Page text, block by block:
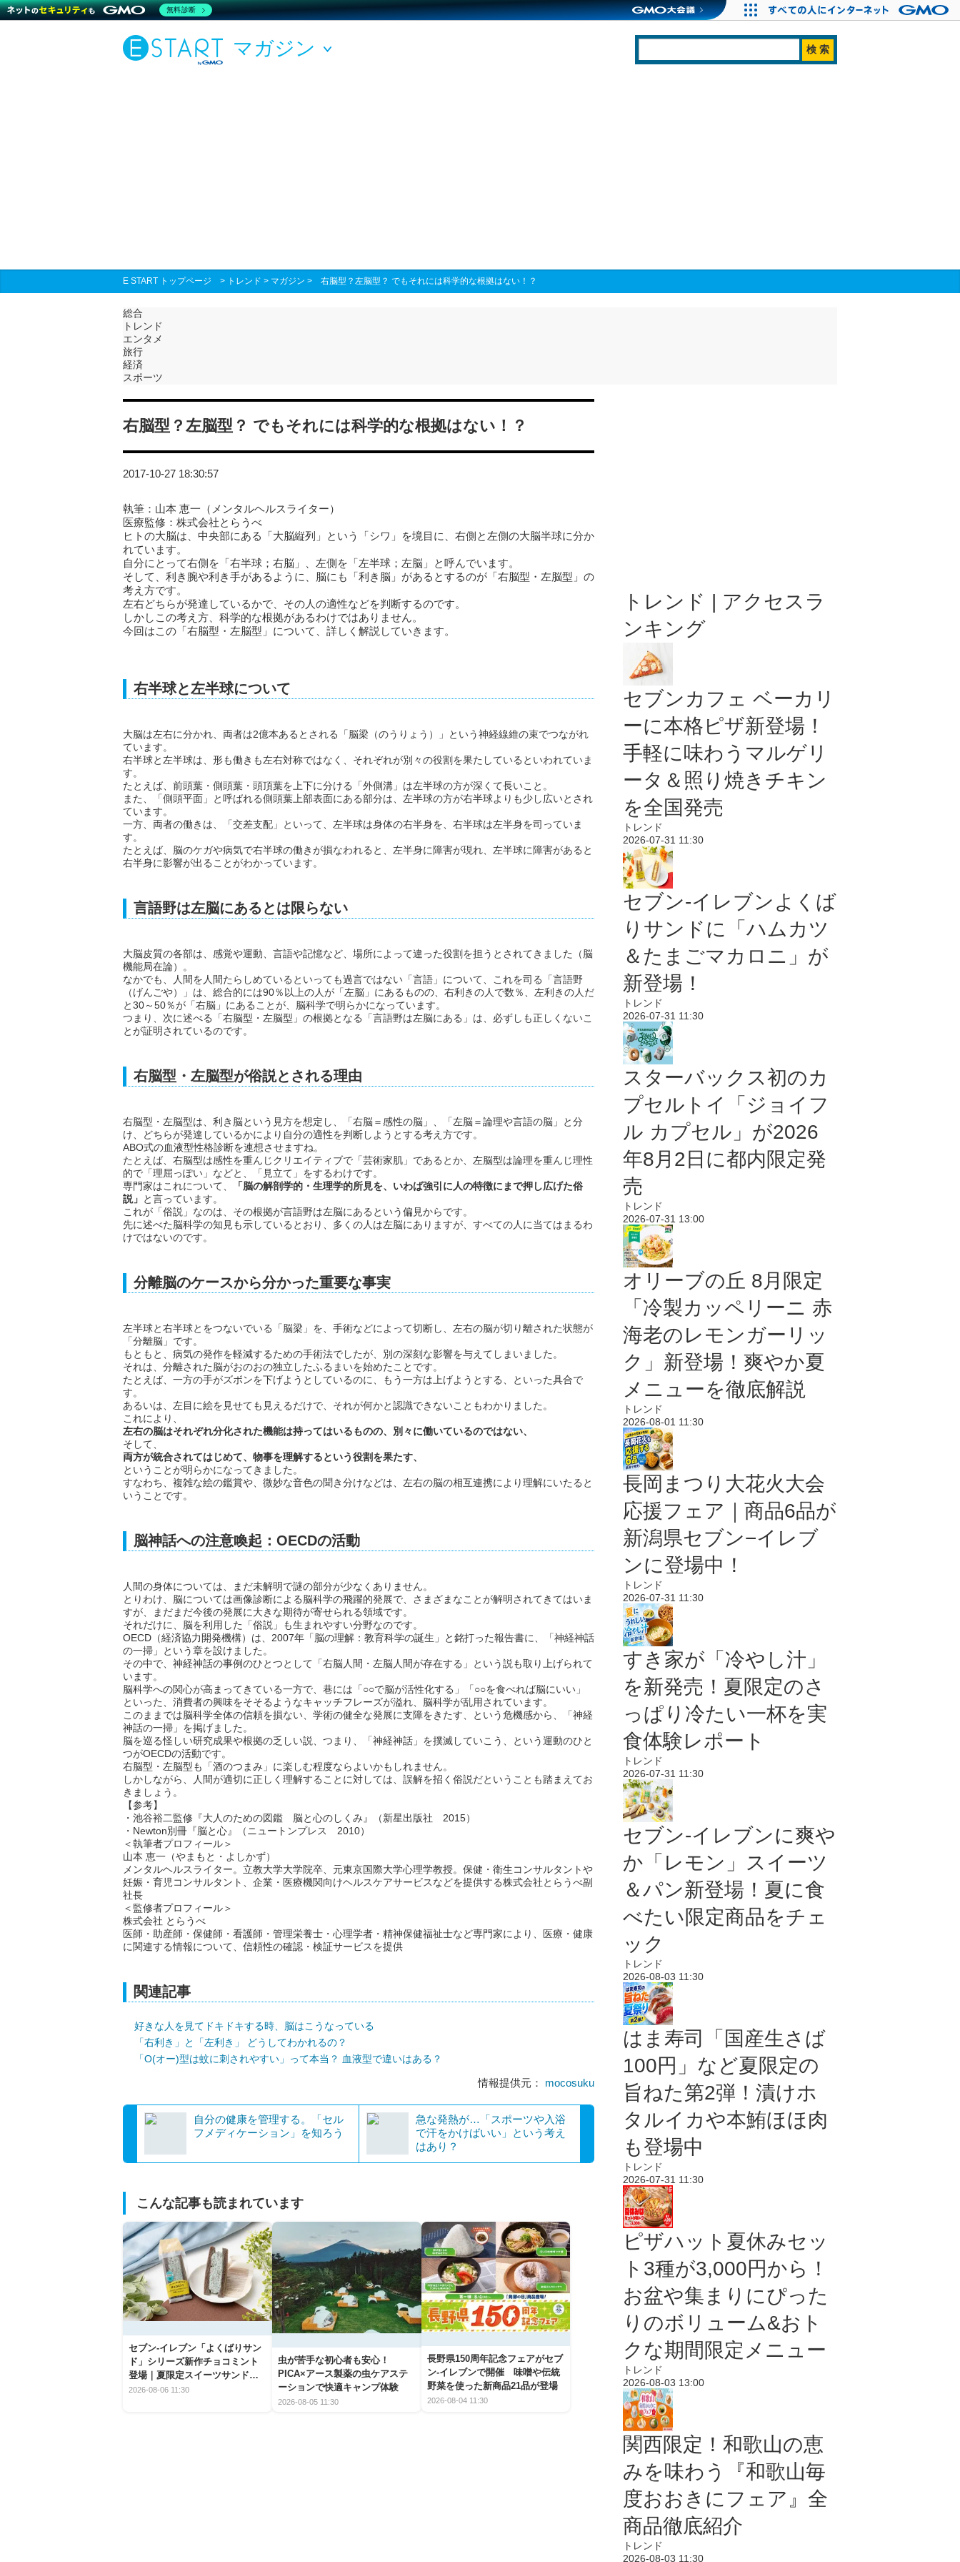
マガジン
E START トップページ > トレンド > マガジン > 右脳型？左脳型？ でもそれには科学的な根拠はない！？
総合
トレンド
エンタメ
旅行
経済
スポーツ
右脳型？左脳型？ でもそれには科学的な根拠はない！？
2017-10-27 18:30:57
執筆：山本 恵一（メンタルヘルスライター）
医療監修：株式会社とらうべ
ヒトの大脳は、中央部にある「大脳縦列」という「シワ」を境目に、右側と左側の大脳半球に分か
れています。
自分にとって右側を「右半球；右脳」、左側を「左半球；左脳」と呼んでいます。
そして、利き腕や利き手があるように、脳にも「利き脳」があるとするのが「右脳型・左脳型」の
考え方です。
左右どちらが発達しているかで、その人の適性などを判断するのです。
しかしこの考え方、科学的な根拠があるわけではありません。
今回はこの「右脳型・左脳型」について、詳しく解説していきます。
右半球と左半球について
大脳は左右に分かれ、両者は2億本あるとされる「脳梁（のうりょう）」という神経線維の束でつながれ
ています。
右半球と左半球は、形も働きも左右対称ではなく、それぞれが別々の役割を果たしているといわれていま
す。
たとえば、前頭葉・側頭葉・頭頂葉を上下に分ける「外側溝」は左半球の方が深くて長いこと。
また、「側頭平面」と呼ばれる側頭葉上部表面にある部分は、左半球の方が右半球よりも少し広いとされ
ています。
一方、両者の働きは、「交差支配」といって、左半球は身体の右半身を、右半球は左半身を司っていま
す。
たとえば、脳のケガや病気で右半球の働きが損なわれると、左半身に障害が現れ、左半球に障害があると
右半身に影響が出ることがわかっています。
言語野は左脳にあるとは限らない
大脳皮質の各部は、感覚や運動、言語や記憶など、場所によって違った役割を担うとされてきました（脳
機能局在論）。
なかでも、人間を人間たらしめているといっても過言ではない「言語」について、これを司る「言語野
（げんごや）」は、総合的には90％以上の人が「左脳」にあるものの、右利きの人で数％、左利きの人だ
と30～50％が「右脳」にあることが、脳科学で明らかになっています。
つまり、次に述べる「右脳型・左脳型」の根拠となる「言語野は左脳にある」は、必ずしも正しくないこ
とが証明されているのです。
右脳型・左脳型が俗説とされる理由
右脳型・左脳型は、利き脳という見方を想定し、「右脳＝感性の脳」、「左脳＝論理や言語の脳」と分
け、どちらが発達しているかにより自分の適性を判断しようとする考え方です。
ABO式の血液型性格診断を連想させますね。
たとえば、右脳型は感性を重んじクリエイティブで「芸術家肌」であるとか、左脳型は論理を重んじ理性
的で「理屈っぽい」などと、「見立て」をするわけです。
専門家はこれについて、
「脳の解剖学的・生理学的所見を、いわば強引に人の特徴にまで押し広げた俗
説」 と言っています。
これが「俗説」なのは、その根拠が言語野は左脳にあるという偏見からです。
先に述べた脳科学の知見も示しているとおり、多くの人は左脳にありますが、すべての人に当てはまるわ
けではないのです。
分離脳のケースから分かった重要な事実
左半球と右半球とをつないでいる「脳梁」を、手術などによって切断し、左右の脳が切り離された状態が
「分離脳」です。
もともと、病気の発作を軽減するための手術法でしたが、別の深刻な影響を与えてしまいました。
それは、分離された脳がおのおの独立したふるまいを始めたことです。
たとえば、一方の手がズボンを下げようとしているのに、もう一方は上げようとする、といった具合で
す。
あるいは、左目に絵を見せても見えるだけで、それが何かと認識できないこともわかりました。
これにより、
左右の脳はそれぞれ分化された機能は持ってはいるものの、別々に働いているのではない、
そして、
両方が統合されてはじめて、物事を理解するという役割を果たす、
ということが明らかになってきました。
すなわち、複雑な絵の鑑賞や、微妙な音色の聞き分けなどは、左右の脳の相互連携により理解にいたると
いうことです。
脳神話への注意喚起：OECDの活動
人間の身体については、まだ未解明で謎の部分が少なくありません。
とりわけ、脳については画像診断による脳科学の飛躍的発展で、さまざまなことが解明されてきてはいま
すが、まだまだ今後の発展に大きな期待が寄せられる領域です。
それだけに、脳を利用した「俗説」も生まれやすい分野なのです。
OECD（経済協力開発機構）は、2007年「脳の理解：教育科学の誕生」と銘打った報告書に、「神経神話
の一掃」という章を設けました。
その中で、神経神話の事例のひとつとして「右脳人間・左脳人間が存在する」という説も取り上げられて
います。
脳科学への関心が高まってきている一方で、巷には「○○で脳が活性化する」「○○を食べれば脳にいい」
といった、消費者の興味をそそるようなキャッチフレーズが溢れ、脳科学が乱用されています。
このままでは脳科学全体の信頼を損ない、学術の健全な発展に支障をきたす、という危機感から、「神経
神話の一掃」を掲げました。
脳を巡る怪しい研究成果や根拠の乏しい説、つまり、「神経神話」を撲滅していこう、という運動のひと
つがOECDの活動です。
右脳型・左脳型も「酒のつまみ」に楽しむ程度ならよいかもしれません。
しかしながら、人間が適切に正しく理解することに対しては、誤解を招く俗説だということも踏まえてお
きましょう。
【参考】
・池谷裕二監修『大人のための図鑑 脳と心のしくみ』（新星出版社 2015）
・Newton別冊『脳と心』（ニュートンプレス 2010）
＜執筆者プロフィール＞
山本 恵一（やまもと・よしかず）
メンタルヘルスライター。立教大学大学院卒、元東京国際大学心理学教授。保健・衛生コンサルタントや
妊娠・育児コンサルタント、企業・医療機関向けヘルスケアサービスなどを提供する株式会社とらうべ副
社長
＜監修者プロフィール＞
株式会社 とらうべ
医師・助産師・保健師・看護師・管理栄養士・心理学者・精神保健福祉士など専門家により、医療・健康
に関連する情報について、信頼性の確認・検証サービスを提供
関連記事
好きな人を見てドキドキする時、脳はこうなっている
「右利き」と「左利き」 どうしてわかれるの？
「O(オー)型は蚊に刺されやすい」って本当？ 血液型で違いはある？
情報提供元： mocosuku
自分の健康を管理する。「セル
フメディケーション」を知ろう
急な発熱が…「スポーツや入浴
で汗をかけばいい」という考え
はあり？
こんな記事も読まれています
セブン‐イレブン「よくばりサン
ド」シリーズ新作チョコミント
登場｜夏限定スイーツサンドの
爽快な魅力
2026-08-06 11:30
虫が苦手な初心者も安心！
PICA×アース製薬の虫ケアステ
ーションで快適キャンプ体験
2026-08-05 11:30
長野県150周年記念フェアがセブ
ン-イレブンで開催 味噌や伝統
野菜を使った新商品21品が登場
2026-08-04 11:30
トレンド | アクセスラ
ンキング
セブンカフェ ベーカリ
ーに本格ピザ新登場！
手軽に味わうマルゲリ
ータ＆照り焼きチキン
を全国発売
トレンド
2026-07-31 11:30
セブン‐イレブンよくば
りサンドに「ハムカツ
＆たまごマカロニ」が
新登場！
トレンド
2026-07-31 11:30
スターバックス初のカ
プセルトイ「ジョイフ
ル カプセル」が2026
年8月2日に都内限定発
売
トレンド
2026-07-31 13:00
オリーブの丘 8月限定
「冷製カッペリーニ 赤
海老のレモンガーリッ
ク」新登場！爽やか夏
メニューを徹底解説
トレンド
2026-08-01 11:30
長岡まつり大花火大会
応援フェア｜商品6品が
新潟県セブン−イレブ
ンに登場中！
トレンド
2026-07-31 11:30
すき家が「冷やし汁」
を新発売！夏限定のさ
っぱり冷たい一杯を実
食体験レポート
トレンド
2026-07-31 11:30
セブン‐イレブンに爽や
か「レモン」スイーツ
＆パン新登場！夏に食
べたい限定商品をチェ
ック
トレンド
2026-08-03 11:30
はま寿司「国産生さば
100円」など夏限定の
旨ねた第2弾！漬けホ
タルイカや本鮪ほほ肉
も登場中
トレンド
2026-07-31 11:30
ピザハット夏休みセッ
ト3種が3,000円から！
お盆や集まりにぴった
りのボリューム&おト
クな期間限定メニュー
トレンド
2026-08-03 13:00
関西限定！和歌山の恵
みを味わう『和歌山毎
度おおきにフェア』全
商品徹底紹介
トレンド
2026-08-03 11:30
無料診断